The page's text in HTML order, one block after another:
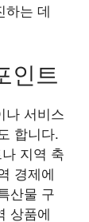
하는 데
인트
나 서비스
합니다.
지역 축
경제에
산물 구
상품에